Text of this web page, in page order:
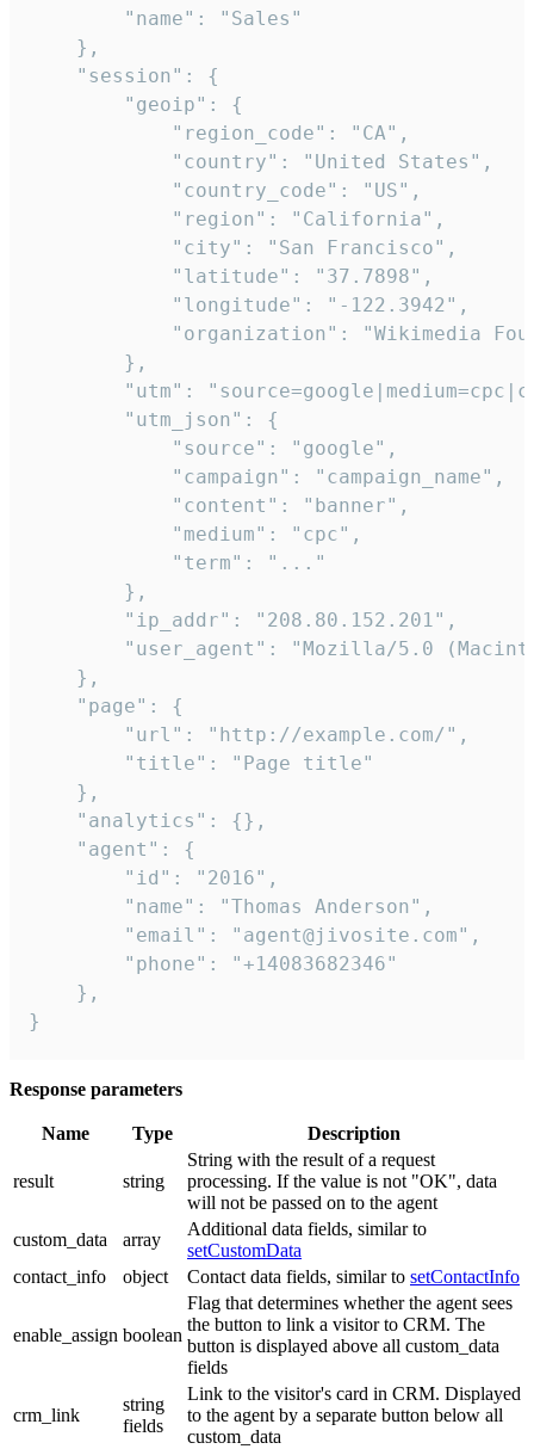
        "name": "Sales"
    },
    "session": {
        "geoip": {
            "region_code": "CA",
            "country": "United States",
            "country_code": "US",
            "region": "California",
            "city": "San Francisco",
            "latitude": "37.7898",
            "longitude": "-122.3942",
"organization": "Wikimedia
        },
"utm":
        "utm_json": {
            "source": "google",
            "campaign": "campaign_name",
            "content": "banner",
            "medium": "cpc",
            "term": "..."
        },
        "ip_addr": "208.80.152.201",
"user_agent": "Mozilla/5.0
    },
    "page": {
        "url": "http://example.com/",
        "title": "Page title"
    },
    "analytics": {},
    "agent": {
        "id": "2016",
        "name": "Thomas Anderson",
        "email": "agent@jivosite.com",
        "phone": "+14083682346"
    },
}
Response parameters
Name Type Description
result string
String with the result of a request
processing. If the value is not "OK", data
will not be passed on to the agent
custom_data
array
Additional data fields, similar to
setCustomData
contact_info
object Contact data fields, similar to setContactInfo
enable_assign boolean
Flag that determines whether the agent sees
the button to link a visitor to CRM. The
button is displayed above all custom_data
fields
crm_link
string
fields
Link to the visitor's card in CRM. Displayed
to the agent by a separate button below all
custom_data